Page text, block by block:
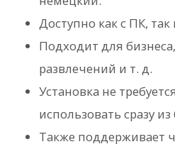
Доступно как с ПК,
Подходит для
развлечений и т. д.
Установка не
использовать сразу из
Также поддерживает